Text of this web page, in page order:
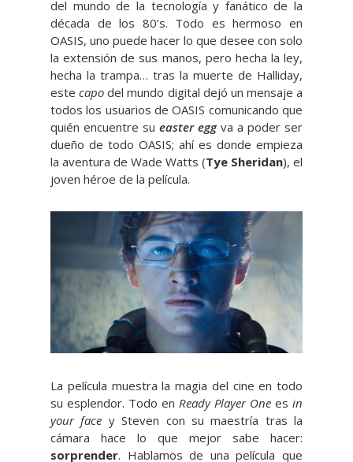
del mundo de la tecnología y fanático de la
década de los 80’s. Todo es hermoso en
OASIS, uno puede hacer lo que desee con solo
la extensión de sus manos, pero hecha la ley,
hecha la trampa… tras la muerte de Halliday,
estecapodel mundo digital dejó un mensaje a
todos los usuarios de OASIS comunicando que
quién encuentre su easter eggva a poder ser
dueño de todo OASIS; ahí es donde empieza
la aventura de Wade Watts (Tye Sheridan), el
joven héroe de la película.
La película muestra la magia del cine en todo
su esplendor. Todo en Ready Player One es in
your face y Steven con su maestría tras la
cámara hace lo que mejor sabe hacer:
sorprender. Hablamos de una película que